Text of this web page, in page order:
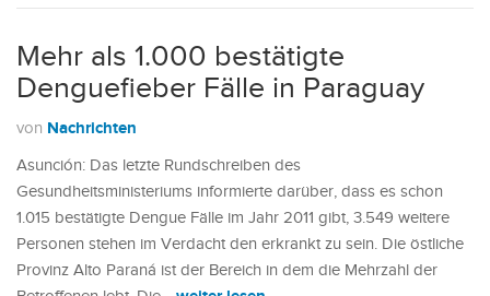
Mehr als 1.000 bestätigte
Denguefieber Fälle in Paraguay
von Nachrichten
Asunción: Das letzte Rundschreiben des
Gesundheitsministeriums informierte darüber, dass es schon
1.015 bestätigte Dengue Fälle im Jahr 2011 gibt, 3.549 weitere
Personen stehen im Verdacht den erkrankt zu sein. Die östliche
Provinz Alto Paraná ist der Bereich in dem die Mehrzahl der